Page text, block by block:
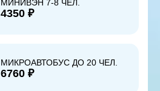
МИНИВЭН 7-8 ЧЕЛ.
4350 ₽
МИКРОАВТОБУС ДО 20 ЧЕЛ.
6760 ₽